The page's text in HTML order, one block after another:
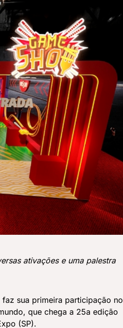
ativações e uma palestra
faz sua primeira participação no
que chega a 25a edição
(SP).